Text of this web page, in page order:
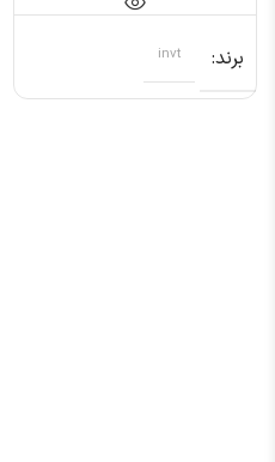
برند invt